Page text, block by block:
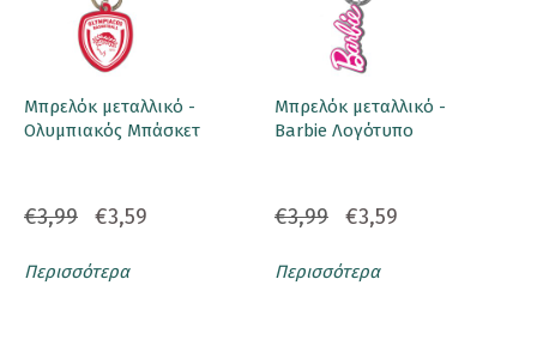
Μπρελόκ μεταλλικό -
Ολυμπιακός Μπάσκετ
€3,99 €3,59
Περισσότερα
Μπρελόκ μεταλλικό -
Barbie Λογότυπο
€3,99 €3,59
Περισσότερα